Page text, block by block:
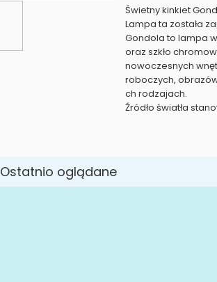
Świetny kinkiet
Lampa ta została
Gondola to lampa
oraz szkło
nowoczesnych
roboczych,
ch rodzajach.
Źródło światła
Ostatnio oglądane